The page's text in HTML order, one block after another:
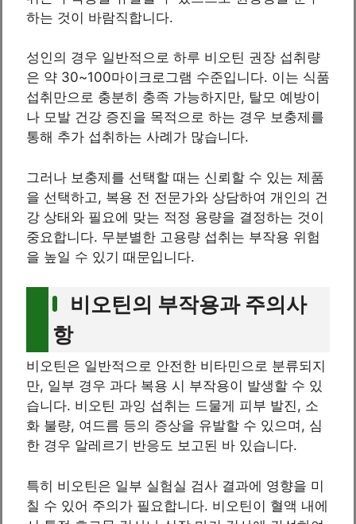
하는 것이 바람직합니다.
성인의 경우 일반적으로 하루 비오틴 권장 섭취량
은 약 30~100마이크로그램 수준입니다. 이는 식품
섭취만으로 충분히 충족 가능하지만, 탈모 예방이
나 모발 건강 증진을 목적으로 하는 경우 보충제를
통해 추가 섭취하는 사례가 많습니다.
그러나 보충제를 선택할 때는 신뢰할 수 있는 제품
을 선택하고, 복용 전 전문가와 상담하여 개인의 건
강 상태와 필요에 맞는 적정 용량을 결정하는 것이
중요합니다. 무분별한 고용량 섭취는 부작용 위험
을 높일 수 있기 때문입니다.
비오틴의 부작용과 주의사
항
비오틴은 일반적으로 안전한 비타민으로 분류되지
만, 일부 경우 과다 복용 시 부작용이 발생할 수 있
습니다. 비오틴 과잉 섭취는 드물게 피부 발진, 소
화 불량, 여드름 등의 증상을 유발할 수 있으며, 심
한 경우 알레르기 반응도 보고된 바 있습니다.
특히 비오틴은 일부 실험실 검사 결과에 영향을 미
칠 수 있어 주의가 필요합니다. 비오틴이 혈액 내에